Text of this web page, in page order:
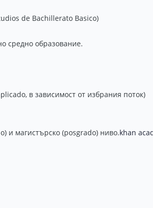
de Bachillerato Basico)
средно образование.
в зависимост от избрания поток)
и магистърско (posgrado) ниво.khan